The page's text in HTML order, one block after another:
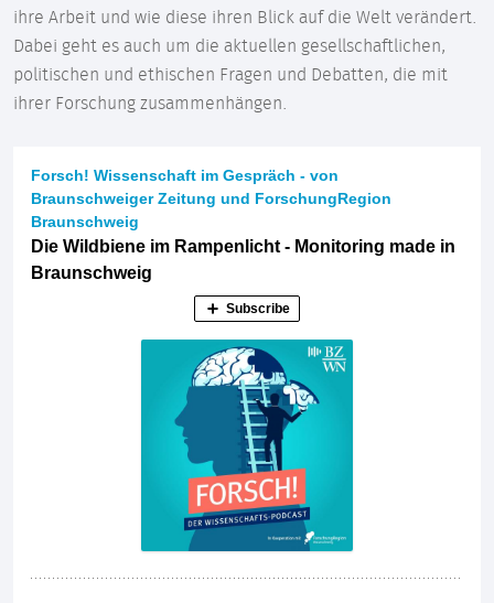
ihre Arbeit und wie diese ihren Blick auf die Welt verändert.
Dabei geht es auch um die aktuellen gesellschaftlichen,
politischen und ethischen Fragen und Debatten, die mit
ihrer Forschung zusammenhängen.